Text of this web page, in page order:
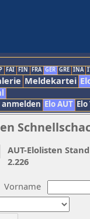
FAI FIN FRA GER GRE INA
Meldekartei
anmelden Elo AUT
Vorname
AUT-Elolisten
2.226